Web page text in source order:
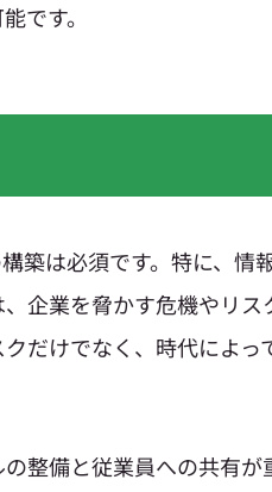
です。
築は必須です。特に、情
企業を脅かす危機やリス
だけでなく、時代によっ
整備と従業員への共有